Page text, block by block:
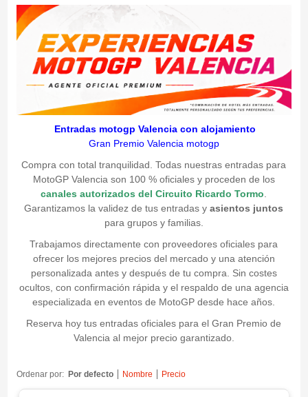
Entradas motogp Valencia con alojamiento
Gran Premio Valencia motogp
Compra con total tranquilidad. Todas nuestras entradas para
MotoGP Valencia son 100 % oficiales y proceden de los
canales autorizados del Circuito Ricardo Tormo
Garantizamos la validez de tus entradas yasientos juntos
para grupos y familias.
Trabajamos directamente con proveedores oficiales para
ofrecer los mejores precios del mercado y una atención
personalizada antes y después de tu compra. Sin costes
ocultos, con confirmación rápida y el respaldo de una agencia
especializada en eventos de MotoGP desde hace años.
Reserva hoy tus entradas oficiales para el Gran Premio de
Valencia al mejor precio garantizado.
Ordenar por: Por defecto Nombre Precio